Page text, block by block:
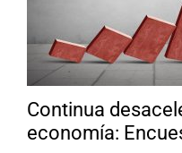
Continua
economía: